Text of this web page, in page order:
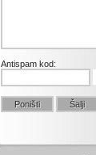
Antispam kod: